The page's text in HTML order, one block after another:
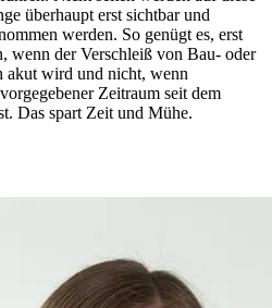
überhaupt erst sichtbar und
werden. So genügt es, erst
wenn der Verschleiß von Bau- oder
akut wird und nicht, wenn
Zeitraum seit dem
Das spart Zeit und Mühe.